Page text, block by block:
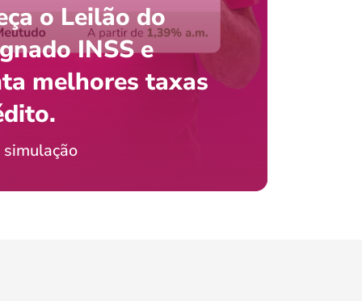
saldo do FGTS pelo
com o celular?
Jordão
o Leilão do
INSS e
melhores taxas
simulação